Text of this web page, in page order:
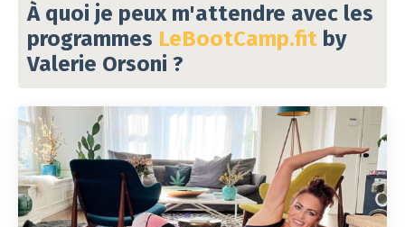
À quoi je peux m'attendre avec les
programmes LeBootCamp.fit by
Valerie Orsoni ?